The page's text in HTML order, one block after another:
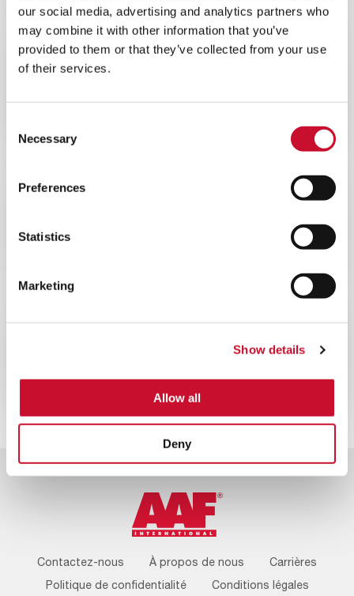
our social media, advertising and analytics partners who
may combine it with other information that you’ve
provided to them or that they’ve collected from your use
of their services.
Selection
Necessary
Preferences
Statistics
Marketing
Show details
Allow all
Deny
ACTUALITÉS
de dépoussiéreurs à voie sèche
CORPORATE
Campagne d’AAF « 100 ans, 100
ACTUALITÉS CORPORATE
Footer
Menu
Contactez-nous À propos de nous
Carrières
Politique de confidentialité
Conditions légales